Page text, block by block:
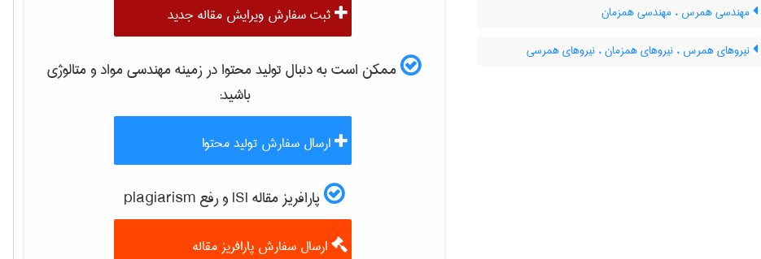
مهندسی همرس ، مهندسی همزمان
نیروهای همرس ، نیروهای همزمان ، نیروهای همرسی
ثبت سفارش ویرایش مقاله جدید
ممکن است به دنبال تولید محتوا در زمینهمهندسی مواد و متالوژی
باشید:
ارسال سفارش تولید محتوا
پارافریز مقاله ISI و رفع plagiarism
ارسال سفارش پارافریز مقاله